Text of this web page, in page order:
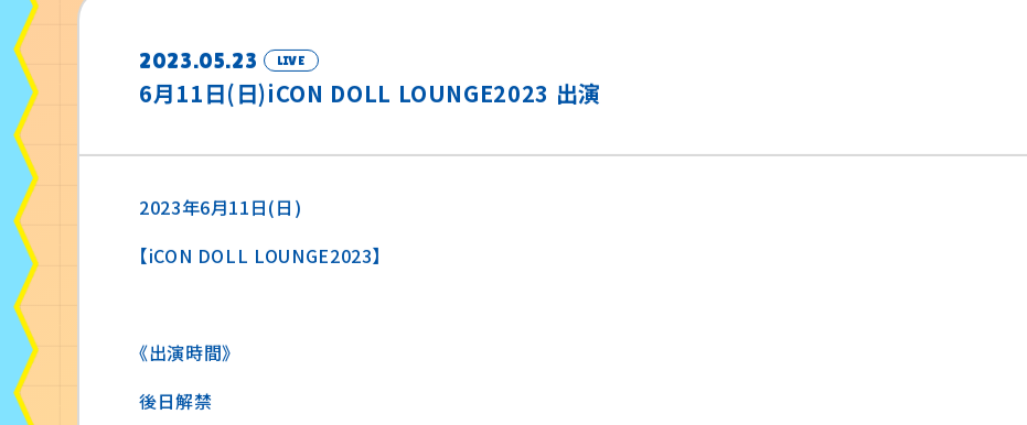
2023.05.23 LIVE
6月11日(日)iCON DOLL LOUNGE2023 出演
2023年6月11日(日)
【iCON DOLL LOUNGE2023】
《出演時間》
後日解禁